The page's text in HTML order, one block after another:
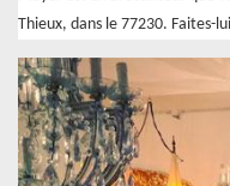
Thieux, dans le 77230. Faites-